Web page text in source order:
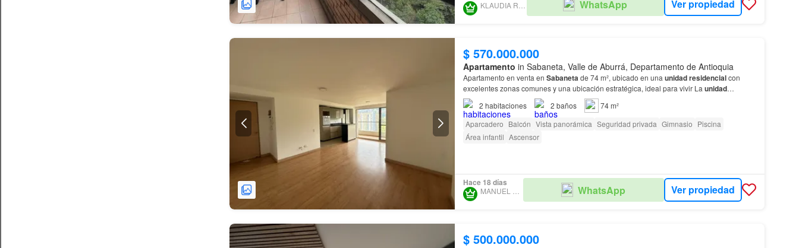
KLAUDIA RENDON WhatsApp Ver propiedad
$ 570.000.000
Apartamento in Sabaneta, Valle de Aburrá, Departamento de Antioquia
Apartamento en venta en Sabanetade 74 m², ubicado en una unidadresidencialcon
excelentes zonas comunes y una ubicación estratégica, ideal para vivir La unidad
residencial
dispone de piscina, gimnasio, salón social, ascenso…
2 habitaciones 2 baños
74 m²
Aparcadero Balcón Vista panorámica Seguridad privada Gimnasio Piscina
Área infantil Ascensor
Hace 18 días
MANUEL ROCHA WhatsApp Ver propiedad
$ 500.000.000